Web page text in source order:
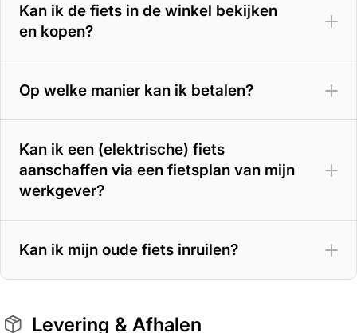
500 Wh accu– 100 tot 125 km
625 Wh accu
Kan ik de fiets in de winkel bekijken
en kopen?
Op welke manier kan ik betalen?
Kan ik een (elektrische) fiets
aanschaffen via een fietsplan van mijn
werkgever?
Kan ik mijn oude fiets inruilen?
Levering & Afhalen